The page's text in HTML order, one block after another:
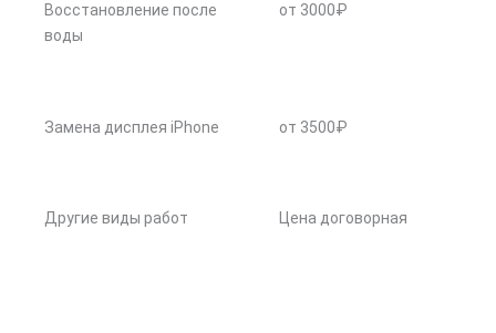
Восстановление после
воды
от 3000₽
Замена дисплея iPhone от 3500₽
Другие виды работ Цена договорная